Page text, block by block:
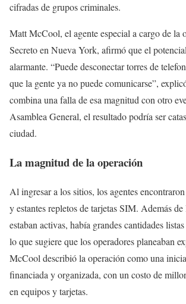
cifradas de grupos criminales.
Matt McCool, el agente especial a cargo de la
Secreto en Nueva York, afirmó que el
alarmante. “Puede desconectar torres de
que la gente ya no puede comunicarse”,
combina una falla de esa magnitud con otro
Asamblea General, el resultado podría ser
ciudad.
La magnitud de la operación
Al ingresar a los sitios, los agentes
y estantes repletos de tarjetas SIM. Además
estaban activas, había grandes cantidades
lo que sugiere que los operadores planeaban
McCool describió la operación como una
financiada y organizada, con un costo de
en equipos y tarjetas.